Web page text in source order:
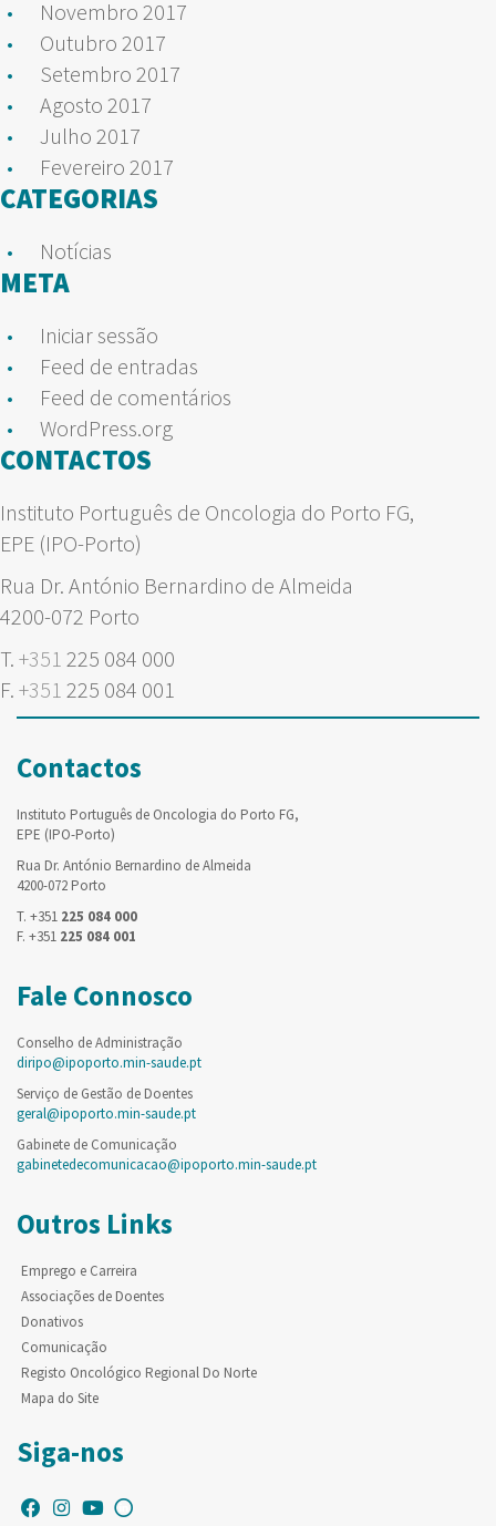
Novembro 2017
Outubro 2017
Setembro 2017
Agosto 2017
Julho 2017
Fevereiro 2017
CATEGORIAS
Notícias
META
Iniciar sessão
Feed de entradas
Feed de comentários
WordPress.org
CONTACTOS
Instituto Português de Oncologia do Porto FG,
EPE (IPO-Porto)
Rua Dr. António Bernardino de Almeida
4200-072 Porto
T. +351 225 084 000
F. +351 225 084 001
Contactos
Instituto Português de Oncologia do Porto FG,
EPE (IPO-Porto)
Rua Dr. António Bernardino de Almeida
4200-072 Porto
T. +351 225 084 000
F. +351 225 084 001
Fale Connosco
Conselho de Administração
diripo@ipoporto.min-saude.pt
Serviço de Gestão de Doentes
geral@ipoporto.min-saude.pt
Gabinete de Comunicação
gabinetedecomunicacao@ipoporto.min-saude.pt
Outros Links
Emprego e Carreira
Associações de Doentes
Donativos
Comunicação
Registo Oncológico Regional Do Norte
Mapa do Site
Siga-nos